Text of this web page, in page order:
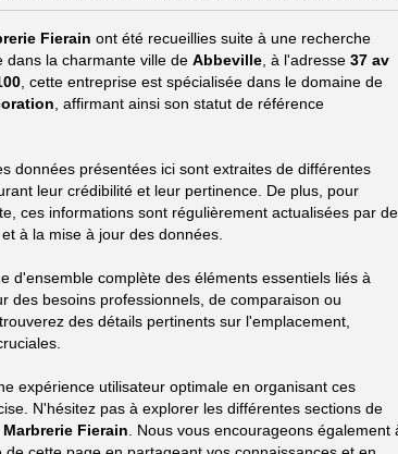
Fierain ont été recueillies suite à une recherche
dans la charmante ville de Abbeville , à l'adresse 37 av
, cette entreprise est spécialisée dans le domaine de
, affirmant ainsi son statut de référence
données présentées ici sont extraites de différentes
leur crédibilité et leur pertinence. De plus, pour
ces informations sont régulièrement actualisées par
à la mise à jour des données.
d'ensemble complète des éléments essentiels liés à
des besoins professionnels, de comparaison ou
des détails pertinents sur l'emplacement,
expérience utilisateur optimale en organisant ces
N'hésitez pas à explorer les différentes sections de
Marbrerie Fierain . Nous vous encourageons également